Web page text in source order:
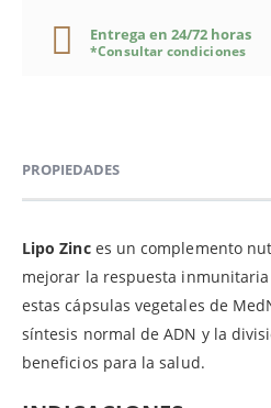
Entrega en 24/72 horas
*Consultar condiciones
PROPIEDADES
Lipo Zinc es un complemento
mejorar la respuesta
estas cápsulas vegetales de
síntesis normal de ADN y la
beneficios para la salud.